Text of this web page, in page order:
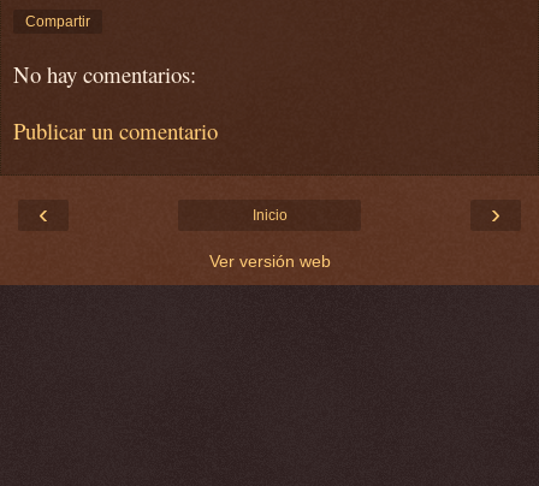
Compartir
No hay comentarios:
Publicar un comentario
‹ ›
Inicio
Ver versión web